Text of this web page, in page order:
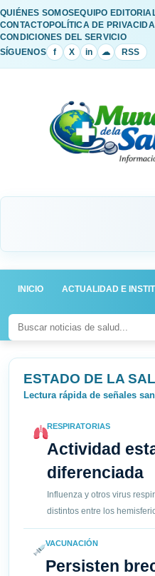
QUIÉNES SOMOSEQUIPO
CONTACTOPOLÍTICA DE
CONDICIONES DEL SERVICIO
SÍGUENOS
f X in ☁ RSS
INICIO ACTUALIDAD E
ESTADO DE LA
Lectura rápida de señales
RESPIRATORIAS
Actividad
diferenciada
Influenza y otros virus
distintos entre los
VACUNACIÓN
Persisten